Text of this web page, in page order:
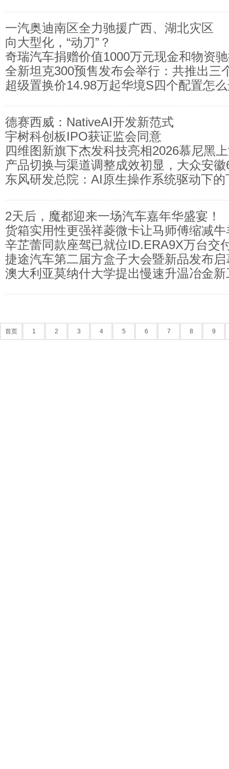
一汽奥迪南区全力驰援广西、湖北灾区
向大型化，“动刀”？
奇瑞汽车捐赠价值1000万元现金和物资
地区
全新坦克300预售发布会举行：共推出三
万元起
超级置换价14.98万起华境S四个配置怎
德赛西威：NativeAI开发新范式
宇树科创板IPO获证监会同意
四维图新旗下杰发科技亮相2026慕尼黑
展示车规芯片多线进展
产品切换与渠道调整成效初显，大众安
增120%
东风研发总院：AI原生操作系统驱动下
2天后，魔都迎来一场汽车嘉年华盛宴！
货箱实用性更强祥菱微卡让马师傅缩减
辛芷蕾同款座驾已就位ID.ERA9X万台交
捷途汽车第二届方盒子大会暨新品发布启
澳大利亚莫纳什大学提出慢速升温冶金
首页 1 2 3 4 5 6 7 8 9